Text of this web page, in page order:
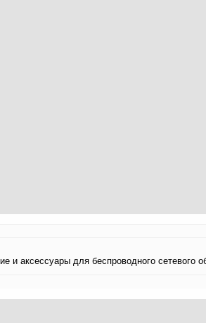
и аксессуары для беспроводного сетевого